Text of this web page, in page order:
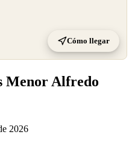
Cómo llegar
Menor Alfredo
2026